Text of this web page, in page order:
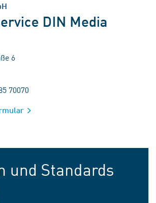
DIN Media
6
70070
und Standards